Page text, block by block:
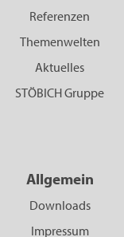
Referenzen
Themenwelten
Aktuelles
STÖBICH Gruppe
Allgemein
Downloads
Impressum